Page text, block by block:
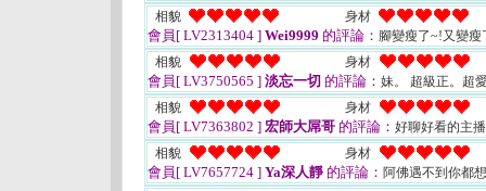
相貌
身材
會員[ LV2313404 ] Wei9999 的評論： 腳變瘦了~!又變
相貌
身材
會員[ LV3750565 ] 淡忘一切 的評論： 妹。 超級正。超
相貌
身材
會員[ LV7363802 ] 宏師大屌哥 的評論： 好聊好看的主
相貌
身材
會員[ LV7657724 ] Ya深人靜的評論： 阿佛遇不到你都